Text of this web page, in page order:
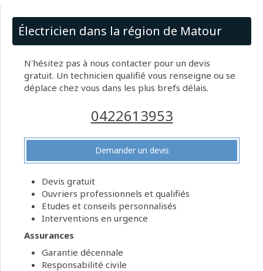
Électricien dans la région de Matour
N'hésitez pas à nous contacter pour un devis
gratuit. Un technicien qualifié vous renseigne ou se
déplace chez vous dans les plus brefs délais.
0422613953
Demander un devis
Devis gratuit
Ouvriers professionnels et qualifiés
Etudes et conseils personnalisés
Interventions en urgence
Assurances
Garantie décennale
Responsabilité civile